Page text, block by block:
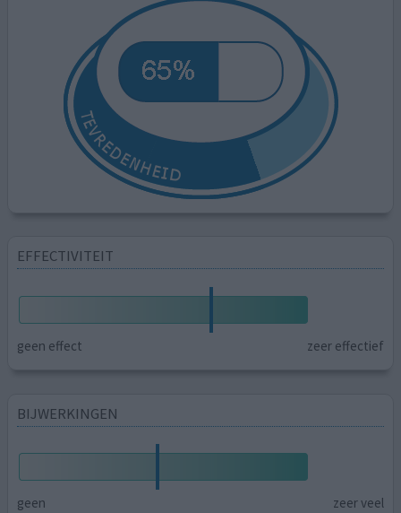
EFFECTIVITEIT
geen effect zeer effectief
BIJWERKINGEN
geen
zeer veel